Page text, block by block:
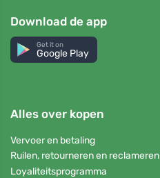
Download de app
Get it on
Google Play
Alles over kopen
Vervoer en betaling
Ruilen, retourneren en reclameren
Loyaliteitsprogramma